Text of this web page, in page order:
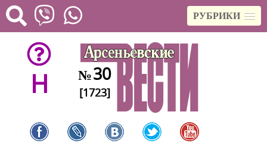
РУБРИКИ
H №30
[1723]